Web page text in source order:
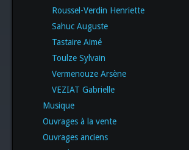
Roussel-Verdin Henriette
Sahuc Auguste
Tastaire Aimé
Toulze Sylvain
Vermenouze Arsène
VEZIAT Gabrielle
Musique
Ouvrages à la vente
Ouvrages anciens